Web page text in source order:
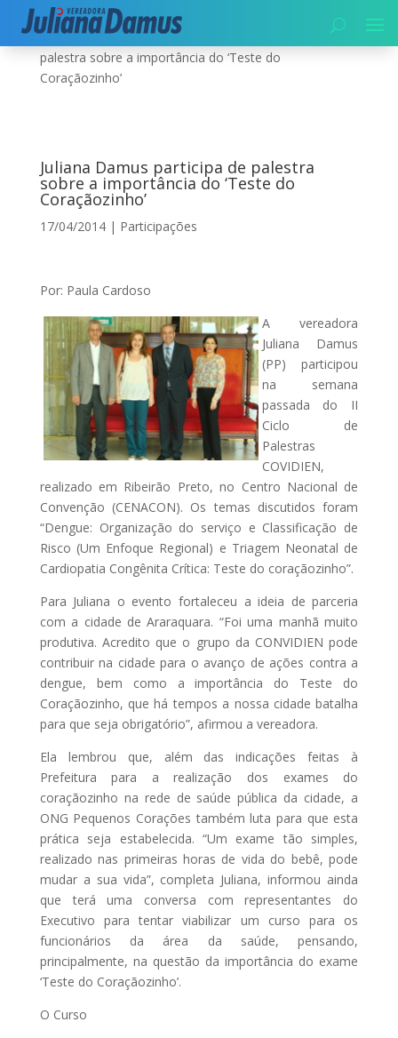
Início|Participações|Juliana Damus participa de
palestra sobre a importância do ‘Teste do
Coraçãozinho’
Juliana Damus participa de palestra
sobre a importância do ‘Teste do
Coraçãozinho’
17/04/2014| Participações
Por: Paula Cardoso
A vereadora
Juliana Damus
(PP) participou
na semana
passada do II
Ciclo de
Palestras
COVIDIEN,
realizado em Ribeirão Preto, no Centro Nacional de
Convenção (CENACON). Os temas discutidos foram
“Dengue: Organização do serviço e Classificação de
Risco (Um Enfoque Regional) e Triagem Neonatal de
Cardiopatia Congênita Crítica: Teste do coraçãozinho”.
Para Juliana o evento fortaleceu a ideia de parceria
com a cidade de Araraquara. “Foi uma manhã muito
produtiva. Acredito que o grupo da CONVIDIEN pode
contribuir na cidade para o avanço de ações contra a
dengue, bem como a importância do Teste do
Coraçãozinho, que há tempos a nossa cidade batalha
para que seja obrigatório”, afirmou a vereadora.
Ela lembrou que, além das indicações feitas à
Prefeitura para a realização dos exames do
coraçãozinho na rede de saúde pública da cidade, a
ONG Pequenos Corações também luta para que esta
prática seja estabelecida. “Um exame tão simples,
realizado nas primeiras horas de vida do bebê, pode
mudar a sua vida”, completa Juliana, informou ainda
que terá uma conversa com representantes do
Executivo para tentar viabilizar um curso para os
funcionários da área da saúde, pensando,
principalmente, na questão da importância do exame
‘Teste do Coraçãozinho’.
O Curso